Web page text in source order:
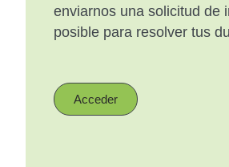
enviarnos una solicitud de
posible para resolver tus
Acceder